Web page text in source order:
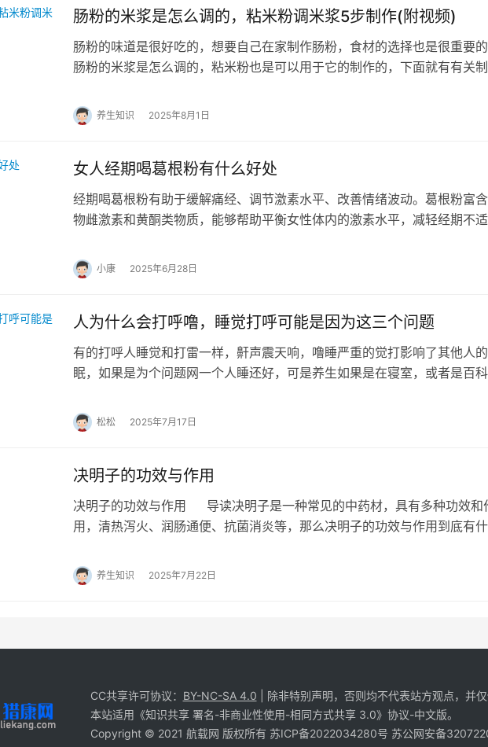
肠粉的米浆是怎么调的，粘米粉调米浆5步制作(附视频)
肠粉的味道是很好吃的，想要自己在家制作肠粉，食材的选择也是很重要的
肠粉的米浆是怎么调的，粘米粉也是可以用于它的制作的，下面就有有关制
养生知识 2025年8月1日
女人经期喝葛根粉有什么好处
经期喝葛根粉有助于缓解痛经、调节激素水平、改善情绪波动。葛根粉富
物雌激素和黄酮类物质，能够帮助平衡女性体内的激素水平，减轻经期不适
小康 2025年6月28日
人为什么会打呼噜，睡觉打呼可能是因为这三个问题
有的打呼人睡觉和打雷一样，鼾声震天响，噜睡严重的觉打影响了其他人
眠，如果是为个问题网一个人睡还好，可是养生如果是在寝室，或者是百科
松松 2025年7月17日
决明子的功效与作用
决明子的功效与作用 导读决明子是一种常见的中药材，具有多种功效和
用，清热泻火、润肠通便、抗菌消炎等，那么决明子的功效与作用到底有什
养生知识 2025年7月22日
CC共享许可协议： BY-NC-SA 4.0 | 除非特别声明，否则均不代表站方观点，并
本站适用《知识共享 署名-非商业性使用-相同方式共享 3.0》协议-中文版。
Copyright © 2021 航载网 版权所有 苏ICP备2022034280号 苏公网安备